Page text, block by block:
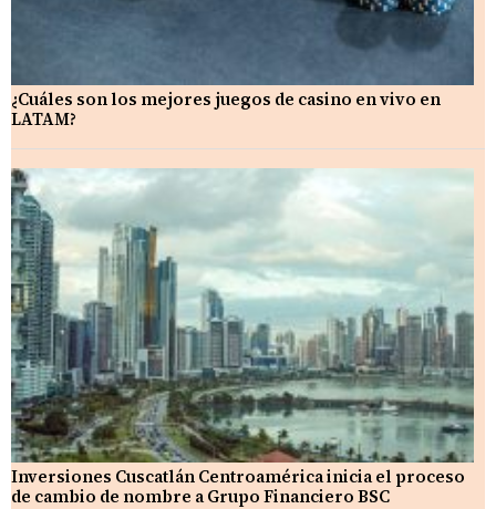
¿Cuáles son los mejores juegos de casino en vivo en
LATAM?
Inversiones Cuscatlán Centroamérica inicia el proceso
de cambio de nombre a Grupo Financiero BSC